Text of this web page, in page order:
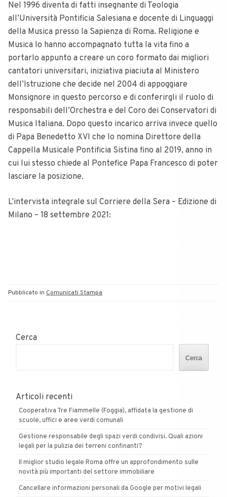
Nel 1996 diventa di fatti insegnante di Teologia
all’Università Pontificia Salesiana e docente di Linguaggi
della Musica presso la Sapienza di Roma. Religione e
Musica lo hanno accompagnato tutta la vita fino a
portarlo appunto a creare un coro formato dai migliori
cantatori universitari, iniziativa piaciuta al Ministero
dell’Istruzione che decide nel 2004 di appoggiare
Monsignore in questo percorso e di conferirgli il ruolo di
responsabili dell’Orchestra e del Coro dei Conservatori di
Musica Italiana. Dopo questo incarico arriva invece quello
di Papa Benedetto XVI che lo nomina Direttore della
Cappella Musicale Pontificia Sistina fino al 2019, anno in
cui lui stesso chiede al Pontefice Papa Francesco di poter
lasciare la posizione.
L’intervista integrale sul Corriere della Sera – Edizione di
Milano – 18 settembre 2021:
Pubblicato in Comunicati Stampa
Cerca
Cerca
Articoli recenti
Cooperativa Tre Fiammelle (Foggia), affidata la gestione di
scuole, uffici e aree verdi comunali
Gestione responsabile degli spazi verdi condivisi. Quali azioni
legali per la pulizia dei terreni confinanti?
Il miglior studio legale Roma offre un approfondimento sulle
novità più importanti del settore immobiliare
Cancellare informazioni personali da Google per motivi legali